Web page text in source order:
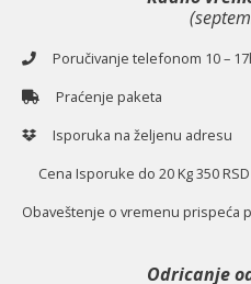
Poručivanje telefonom 10 –
Praćenje paketa
Isporuka na željenu adresu
Cena Isporuke do 20 Kg 350 RSD
Obaveštenje o vremenu prispeća
Odricanje